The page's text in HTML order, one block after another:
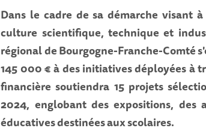
Dans le cadre de sa démarche visant
culture scientifique, technique et
régional de Bourgogne-Franche-Comté
145 000 € à des initiatives déployées à
financière soutiendra 15 projets
2024, englobant des expositions, des
éducatives destinées aux scolaires.